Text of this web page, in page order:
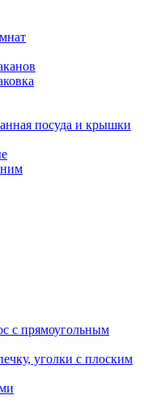
посуда и крышки
с прямоугольным
уголки с плоским